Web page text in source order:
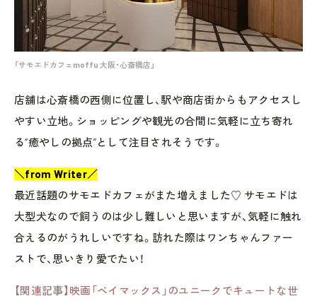
「サモエドカフェmoffu 大阪・心斎橋店」
店舗は心斎橋の西側に位置し、駅や商店街からもアクセスし
やすい立地。ショッピングや観光の合間に気軽に立ち寄れ
る“癒やしの拠点”として注目されそうです。
＼from Writer／
最近話題のサモエドカフェがまた増えました♡ サモエドは
大型犬なので飼うのは少し難しいと思いますが、気軽に触れ
合えるのがうれしいですね。訪れた際はワンちゃんファー
ストで、思いきり愛でたい！
【関連記事】映画「ベイマックス」のユニークでキュートな世